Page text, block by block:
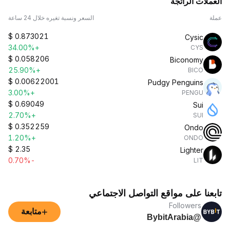
عملة السعر ونسبة تغيره خلال 24 ساعة
Cysic
CYS
$ 0.873021
+34.00%
Biconomy
BICO
$ 0.058206
+25.90%
Pudgy Penguins
PENGU
$ 0.00622001
+3.00%
Sui
SUI
$ 0.69049
+2.70%
Ondo
ONDO
$ 0.352259
+1.20%
Lighter
LIT
$ 2.35
-0.70%
تابعنا على مواقع التواصل الاجتماعي
Followers
@BybitArabia
+متابعة